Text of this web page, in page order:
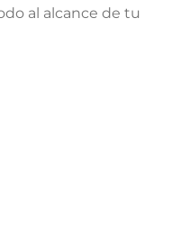
al alcance de tu